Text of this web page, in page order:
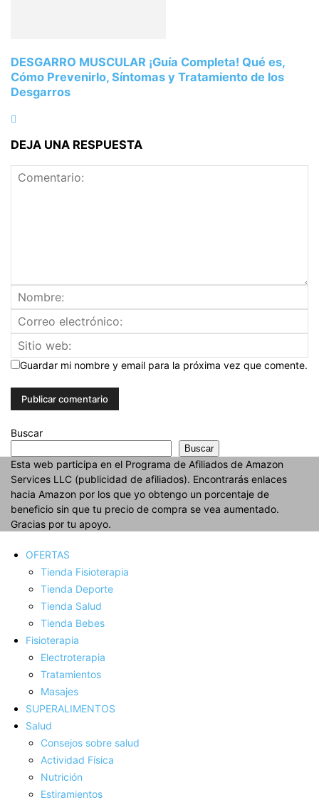
DESGARRO MUSCULAR ¡Guía Completa! Qué es,
Cómo Prevenirlo, Síntomas y Tratamiento de los
Desgarros
DEJA UNA RESPUESTA
Guardar mi nombre y email para la próxima vez que comente.
Buscar
Buscar
Esta web participa en el Programa de Afiliados de Amazon
Services LLC (publicidad de afiliados). Encontrarás enlaces
hacia Amazon por los que yo obtengo un porcentaje de
beneficio sin que tu precio de compra se vea aumentado.
Gracias por tu apoyo.
OFERTAS
Tienda Fisioterapia
Tienda Deporte
Tienda Salud
Tienda Bebes
Fisioterapia
Electroterapia
Tratamientos
Masajes
SUPERALIMENTOS
Salud
Consejos sobre salud
Actividad Fí­sica
Nutrición
Estiramientos